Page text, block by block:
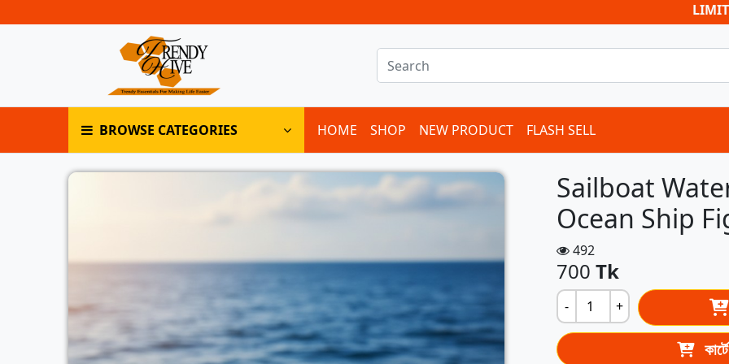
LIMITED
BROWSE CATEGORIES HOME SHOP NEW PRODUCT FLASH SELL
Sailboat
Ocean Ship
492
700 Tk
- +